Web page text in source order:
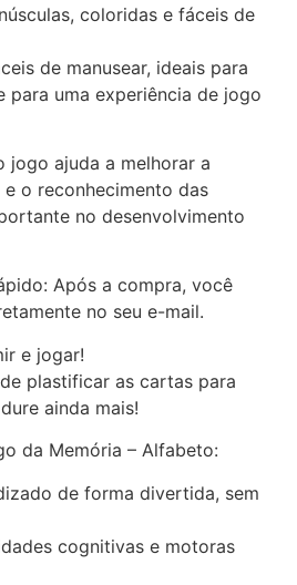
coloridas e fáceis de
de manusear, ideais para
para uma experiência de jogo
jogo ajuda a melhorar a
o reconhecimento das
no desenvolvimento
Após a compra, você
no seu e-mail.
e jogar!
plastificar as cartas para
ainda mais!
da Memória – Alfabeto:
de forma divertida, sem
cognitivas e motoras